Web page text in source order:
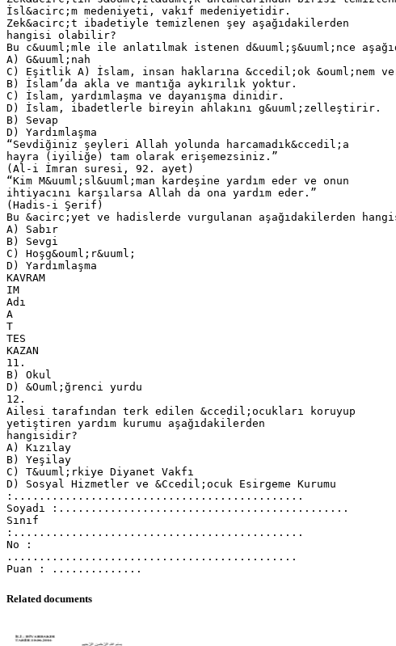
İsl&acirc;m medeniyeti, vakıf medeniyetidir.
Zek&acirc;t ibadetiyle temizlenen şey aşağıdakilerden
hangisi olabilir?
Bu c&uuml;mle ile anlatılmak istenen d&uuml;ş&uuml;nce
A) G&uuml;nah
C) Eşitlik A) İslam, insan haklarına &ccedil;ok &ouml;nem
B) İslam’da akla ve mantığa aykırılık yoktur.
C) İslam, yardımlaşma ve dayanışma dinidir.
D) İslam, ibadetlerle bireyin ahlakını g&uuml;zelleştirir.
B) Sevap
D) Yardımlaşma
“Sevdiğiniz şeyleri Allah yolunda harcamadık&ccedil;a
hayra (iyiliğe) tam olarak erişemezsiniz.”
(Al-i İmran suresi, 92. ayet)
“Kim M&uuml;sl&uuml;man kardeşine yardım eder ve onun
ihtiyacını karşılarsa Allah da ona yardım eder.”
(Hadis-i Şerif)
Bu &acirc;yet ve hadislerde vurgulanan aşağıdakilerden
A) Sabır
B) Sevgi
C) Hoşg&ouml;r&uuml;
D) Yardımlaşma
KAVRAM
IM
Adı
A
T
TES
KAZAN
11.
B) Okul
D) &Ouml;ğrenci yurdu
12.
Ailesi tarafından terk edilen &ccedil;ocukları koruyup
yetiştiren yardım kurumu aşağıdakilerden
hangisidir?
A) Kızılay
B) Yeşilay
C) T&uuml;rkiye Diyanet Vakfı
D) Sosyal Hizmetler ve &Ccedil;ocuk Esirgeme Kurumu
:.............................................
Soyadı :.............................................
Sınıf
:.............................................
No :
.............................................
Related documents